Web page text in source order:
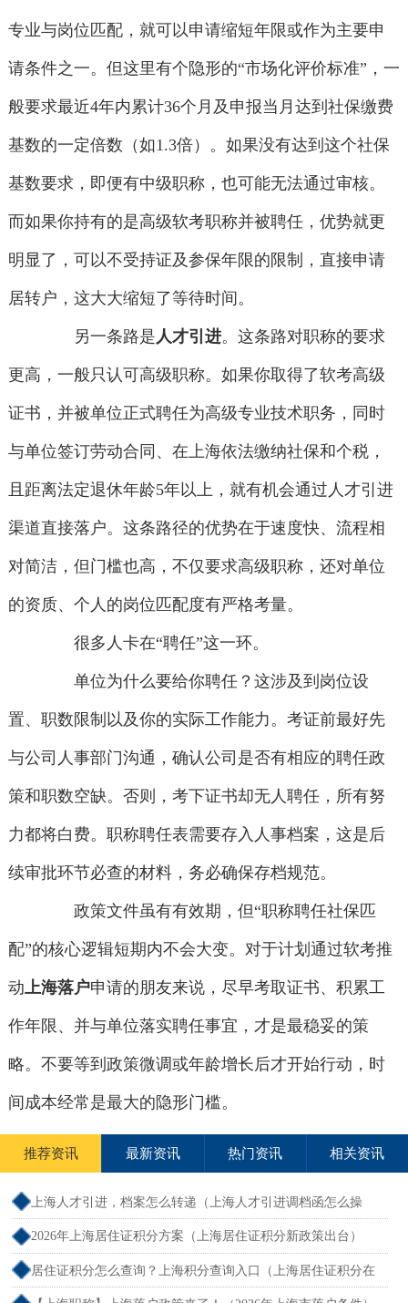
专业与岗位匹配，就可以申请缩短年限或作为主要申
请条件之一。但这里有个隐形的“市场化评价标准”，一
般要求最近4年内累计36个月及申报当月达到社保缴费
基数的一定倍数（如1.3倍）。如果没有达到这个社保
基数要求，即便有中级职称，也可能无法通过审核。
而如果你持有的是高级软考职称并被聘任，优势就更
明显了，可以不受持证及参保年限的限制，直接申请
居转户，这大大缩短了等待时间。
另一条路是人才引进。这条路对职称的要求
更高，一般只认可高级职称。如果你取得了软考高级
证书，并被单位正式聘任为高级专业技术职务，同时
与单位签订劳动合同、在上海依法缴纳社保和个税，
且距离法定退休年龄5年以上，就有机会通过人才引进
渠道直接落户。这条路径的优势在于速度快、流程相
对简洁，但门槛也高，不仅要求高级职称，还对单位
的资质、个人的岗位匹配度有严格考量。
很多人卡在“聘任”这一环。
单位为什么要给你聘任？这涉及到岗位设
置、职数限制以及你的实际工作能力。考证前最好先
与公司人事部门沟通，确认公司是否有相应的聘任政
策和职数空缺。否则，考下证书却无人聘任，所有努
力都将白费。职称聘任表需要存入人事档案，这是后
续审批环节必查的材料，务必确保存档规范。
政策文件虽有有效期，但“职称聘任社保匹
配”的核心逻辑短期内不会大变。对于计划通过软考推
动上海落户申请的朋友来说，尽早考取证书、积累工
作年限、并与单位落实聘任事宜，才是最稳妥的策
略。不要等到政策微调或年龄增长后才开始行动，时
间成本经常是最大的隐形门槛。
推荐资讯 最新资讯 热门资讯 相关资讯
上海人才引进，档案怎么转递（上海人才引进调档函怎么操
作）
2026年上海居住证积分方案（上海居住证积分新政策出台）
居住证积分怎么查询？上海积分查询入口（上海居住证积分在